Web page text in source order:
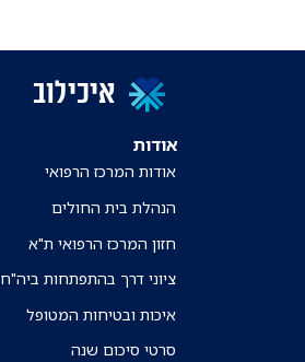
איכילוב
אודות
אודות המרכז הרפואי
הנהלת בית החולים
חזון המרכז הרפואי ת"א
ציוני דרך בהתפתחות ביה"ח
איכות ובטיחות המטופל
סרטי סיכום שנה